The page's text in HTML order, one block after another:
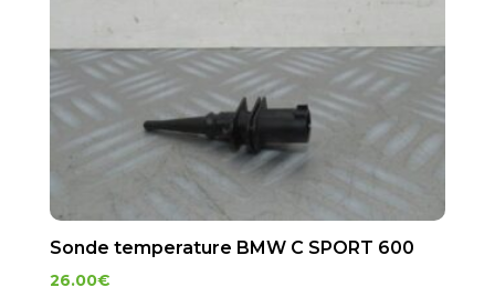
Sonde temperature BMW C SPORT 600
26.00€